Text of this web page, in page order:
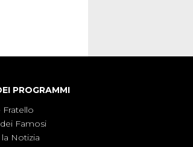
PROGRAMMI
Fratello
Famosi
la Notizia